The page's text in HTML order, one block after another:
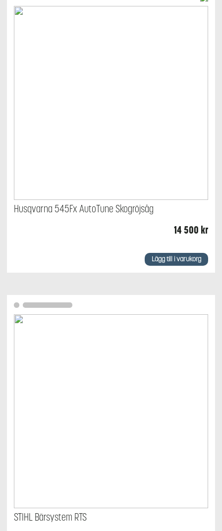
Husqvarna 545Fx AutoTune Skogröjsåg
14 500 kr
Lägg till i varukorg
STIHL Bärsystem RTS